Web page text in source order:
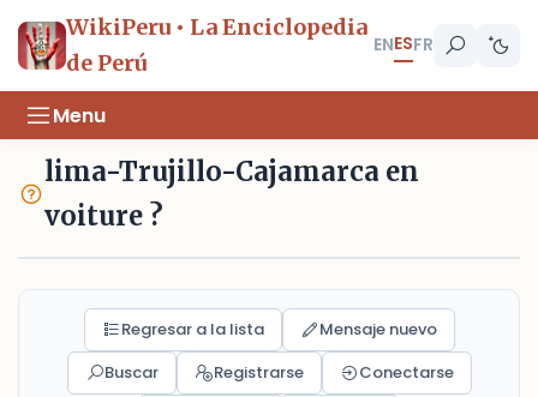
WikiPeru • La Enciclopedia
de Perú
ENESFR
Menu
lima-Trujillo-Cajamarca en
voiture ?
Regresar a la lista
Mensaje nuevo
Buscar
Registrarse
Conectarse